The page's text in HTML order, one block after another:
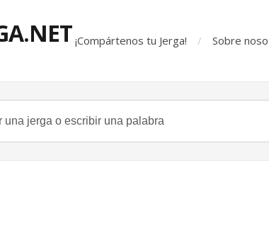
¡Compártenos tu Jerga! Sobre